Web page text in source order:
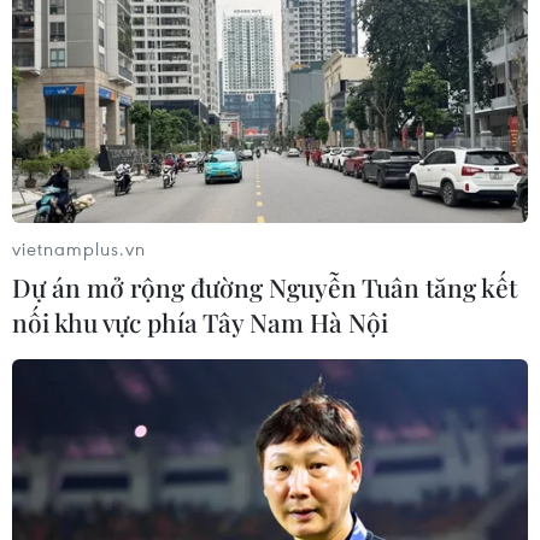
vietnamplus.vn
Dự án mở rộng đường Nguyễn Tuân tăng kết
nối khu vực phía Tây Nam Hà Nội